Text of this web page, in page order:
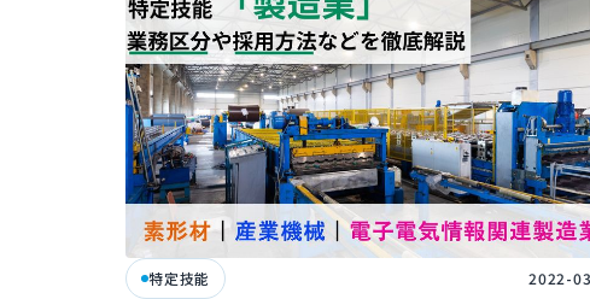
特定技能 2022-